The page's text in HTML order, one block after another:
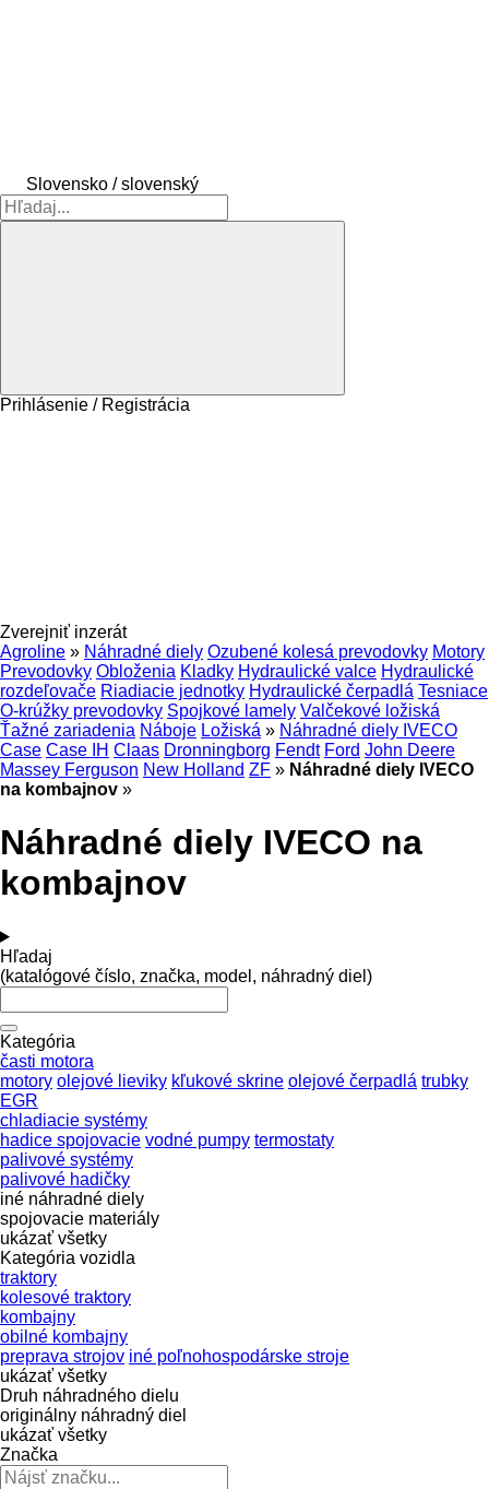
Slovensko / slovenský
Prihlásenie / Registrácia
Zverejniť inzerát
Agroline » Náhradné diely Ozubené kolesá prevodovky Motory
Prevodovky Obloženia Kladky Hydraulické valce Hydraulické
rozdeľovače Riadiacie jednotky Hydraulické čerpadlá Tesniace
O-krúžky prevodovky Spojkové lamely Valčekové ložiská
Ťažné zariadenia Náboje Ložiská » Náhradné diely IVECO
Case Case IH Claas Dronningborg Fendt Ford John Deere
Massey Ferguson New Holland ZF » Náhradné diely IVECO
na kombajnov »
Náhradné diely IVECO na
kombajnov
Hľadaj
(katalógové číslo, značka, model, náhradný diel)
Kategória
časti motora
motory olejové lieviky kľukové skrine olejové čerpadlá trubky
EGR
chladiacie systémy
hadice spojovacie vodné pumpy termostaty
palivové systémy
palivové hadičky
iné náhradné diely
spojovacie materiály
ukázať všetky
Kategória vozidla
traktory
kolesové traktory
kombajny
obilné kombajny
preprava strojov iné poľnohospodárske stroje
ukázať všetky
Druh náhradného dielu
originálny náhradný diel
ukázať všetky
Značka